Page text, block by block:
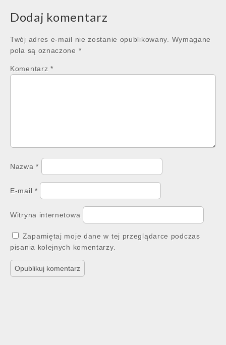
Dodaj komentarz
Twój adres e-mail nie zostanie opublikowany.
Wymagane
pola są oznaczone *
Komentarz *
Nazwa*
E-mail *
Witryna internetowa
Zapamiętaj moje dane w tej przeglądarce podczas
pisania kolejnych komentarzy.